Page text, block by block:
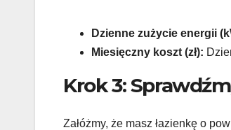
Dzienne zużycie energii
Miesięczny koszt (zł):
Krok 3:
Załóżmy, że masz łazienkę o